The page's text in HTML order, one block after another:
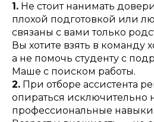
1. Не стоит нанимать
плохой подготовкой или
связаны с вами только
Вы хотите взять в команду
а не помочь студенту с
Маше c поиском работы.
2. При отборе ассистента
опираться исключительно
профессиональные навыки